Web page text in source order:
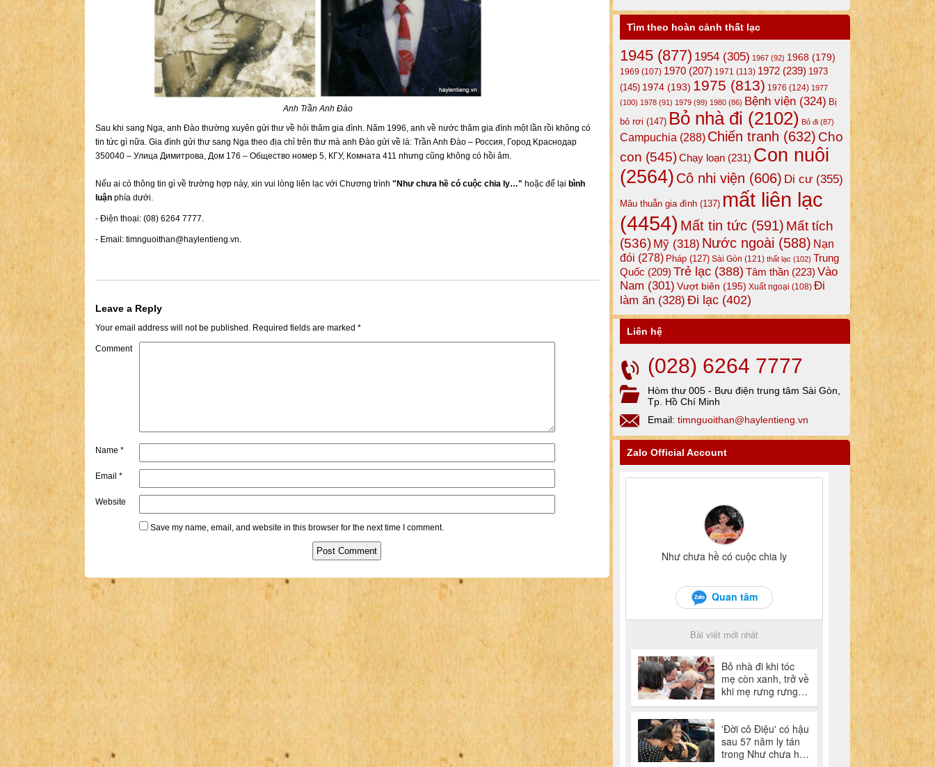
Anh Trần Anh Đào
Sau khi sang Nga, anh Đào thường xuyên gửi thư về hỏi thăm gia đình. Năm 1996, anh về nước thăm gia đình một lần rồi không có
tin tức gì nữa. Gia đình gửi thư sang Nga theo địa chỉ trên thư mà anh Đào gửi về là: Trần Anh Đào – Россия, Город Kраснодар
350040 – Улица Димитрова, Дом 176 – Общество номер 5, КГУ, Комната 411 nhưng cũng không có hồi âm.
Nếu ai có thông tin gì về trường hợp này, xin vui lòng liên lạc với Chương trình "Như chưa hề có cuộc chia ly…" hoặc để lại bình
luận phía dưới.
- Điện thoại: (08) 6264 7777.
- Email: timnguoithan@haylentieng.vn.
Leave a Reply
Your email address will not be published. Required fields are marked *
Comment
Name *
Email *
Website
Save my name, email, and website in this browser for the next time I comment.
Tìm theo hoàn cảnh thất lạc
1945 (877) 1954 (305) 1967 (92) 1968 (179)
1969 (107) 1970 (207) 1971 (113) 1972 (239) 1973
(145) 1974 (193) 1975 (813) 1976 (124) 1977
(100) 1978 (91) 1979 (99) 1980 (86) Bệnh viện (324) Bị
bỏ rơi (147) Bỏ nhà đi (2102) Bỏ đi (87)
Campuchia (288) Chiến tranh (632) Cho
con (545)Chạy loạn (231) Con nuôi
(2564) Cô nhi viện (606) Di cư (355)
Mâu thuẫn gia đình (137) mất liên lạc
(4454) Mất tin tức (591) Mất tích
(536) Mỹ (318) Nước ngoài (588) Nạn
đói (278) Pháp (127) Sài Gòn (121) thất lạc (102) Trung
Quốc (209) Trẻ lạc (388) Tâm thần (223) Vào
Nam (301) Vượt biên (195) Xuất ngoại (108) Đi
làm ăn (328) Đi lạc (402)
Liên hệ
(028) 6264 7777
Hòm thư 005 - Bưu điện trung tâm Sài Gòn,
Tp. Hồ Chí Minh
Email: timnguoithan@haylentieng.vn
Zalo Official Account